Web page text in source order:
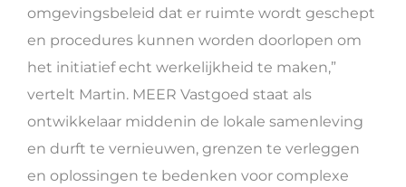
omgevingsbeleid dat er ruimte wordt geschept
en procedures kunnen worden doorlopen om
het initiatief echt werkelijkheid te maken,”
vertelt Martin. MEER Vastgoed staat als
ontwikkelaar middenin de lokale samenleving
en durft te vernieuwen, grenzen te verleggen
en oplossingen te bedenken voor complexe